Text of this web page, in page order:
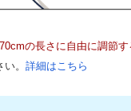
の長さに自由に調節す
。 詳細はこちら